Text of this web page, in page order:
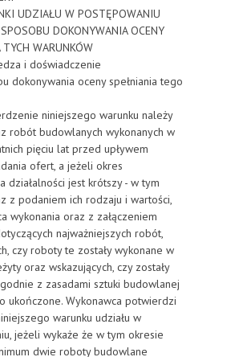
UDZIAŁU W POSTĘPOWANIU
DOKONYWANIA OCENY
WARUNKÓW
i doświadczenie
dokonywania oceny spełniania tego
niniejszego warunku należy
robót budowlanych wykonanych w
pięciu lat przed upływem
ofert, a jeżeli okres
działalności jest krótszy - w tym
z podaniem ich rodzaju i wartości,
wykonania oraz z załączeniem
najważniejszych robót,
czy roboty te zostały wykonane w
oraz wskazujących, czy zostały
z zasadami sztuki budowlanej
ukończone. Wykonawca potwierdzi
warunku udziału w
jeżeli wykaże że w tym okresie
dwie roboty budowlane